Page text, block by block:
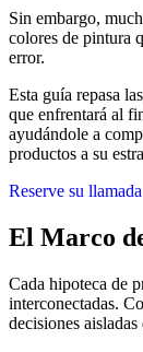
Sin embargo,
colores de pintura
error.
Esta guía repasa
que enfrentará al
ayudándole a
productos a su
Reserve su
El Marco
Cada hipoteca de
interconectadas.
decisiones